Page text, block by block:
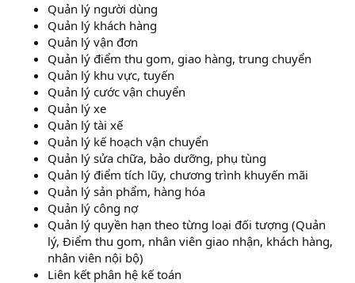
Quản lý người dùng
Quản lý khách hàng
Quản lý vận đơn
Quản lý điểm thu gom, giao hàng, trung chuyển
Quản lý khu vực, tuyến
Quản lý cước vận chuyển
Quản lý xe
Quản lý tài xế
Quản lý kế hoạch vận chuyển
Quản lý sửa chữa, bảo dưỡng, phụ tùng
Quản lý điểm tích lũy, chương trình khuyến mãi
Quản lý sản phẩm, hàng hóa
Quản lý công nợ
Quản lý quyền hạn theo từng loại đối tượng (Quản
lý, Điểm thu gom, nhân viên giao nhận, khách hàng,
nhân viên nội bộ)
Liên kết phân hệ kế toán